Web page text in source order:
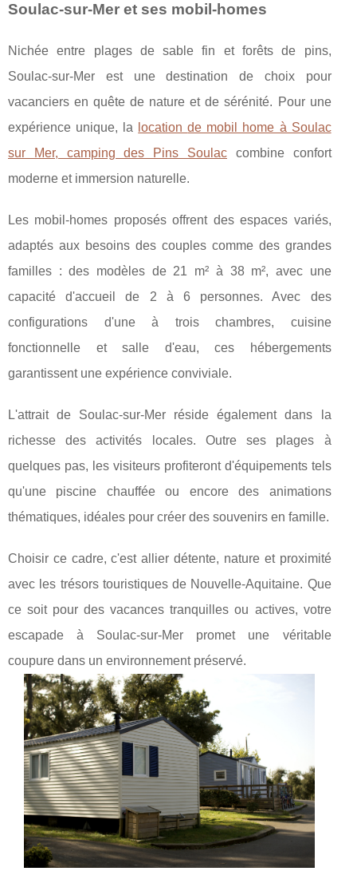
Soulac-sur-Mer et ses mobil-homes
Nichée entre plages de sable fin et forêts de pins,
Soulac-sur-Mer est une destination de choix pour
vacanciers en quête de nature et de sérénité. Pour une
expérience unique, la
locationde mobil home à Soulac
sur Mer, camping des Pins Soulac combine confort
moderne et immersion naturelle.
Les mobil-homes proposés offrent des espaces variés,
adaptés aux besoins des couples comme des grandes
familles : des modèles de 21 m² à 38 m², avec une
capacité d'accueil de 2 à 6 personnes. Avec des
configurations d'une à trois chambres, cuisine
fonctionnelle et salle d'eau, ces hébergements
garantissent une expérience conviviale.
L'attrait de Soulac-sur-Mer réside également dans la
richesse des activités locales. Outre ses plages à
quelques pas, les visiteurs profiteront d'équipements tels
qu'une piscine chauffée ou encore des animations
thématiques, idéales pour créer des souvenirs en famille.
Choisir ce cadre, c'est allier détente, nature et proximité
avec les trésors touristiques de Nouvelle-Aquitaine. Que
ce soit pour des vacances tranquilles ou actives, votre
escapade à Soulac-sur-Mer promet une véritable
coupure dans un environnement préservé.